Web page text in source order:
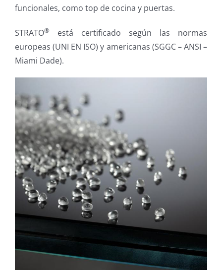
funcionales, como top de cocina y puertas.
STRATO®
está certificado según las normas
europeas (UNI EN ISO) y americanas (SGGC – ANSI –
Miami Dade).